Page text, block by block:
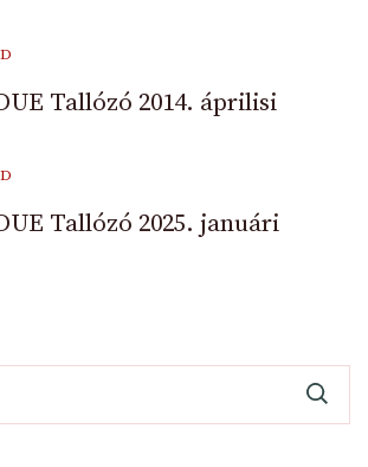
Tallózó 2014. áprilisi
Tallózó 2025. januári